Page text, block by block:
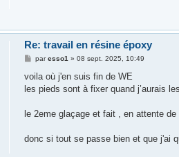
Re: travail en résine époxy
M
s
a
paresso1 »08 sept. 2025, 10:49
voila où j'en suis fin de WE
les pieds sont à fixer quand j’aurais
le 2eme glaçage et fait , en attente de
donc si tout se passe bien et que j'ai